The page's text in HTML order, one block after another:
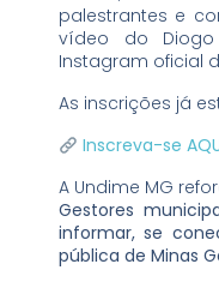
palestrantes e
vídeo do
Instagram oficial
As inscrições já
Inscreva-se
A Undime MG
Gestores
informar, se
pública de Minas